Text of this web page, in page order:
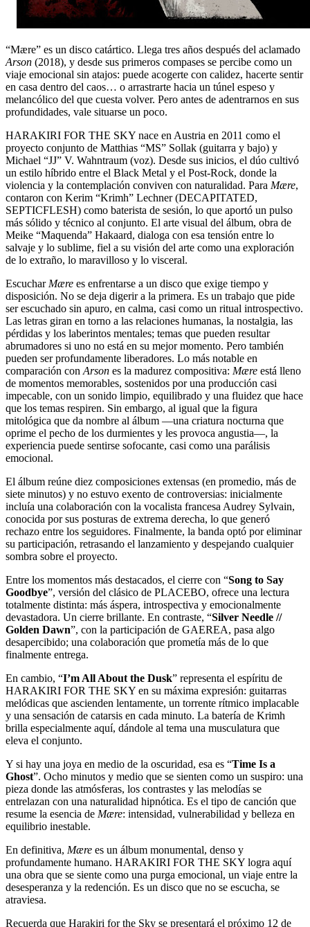
“Mære” es un disco catártico. Llega tres años después del aclamado
Arson (2018), y desde sus primeros compases se percibe como un
viaje emocional sin atajos: puede acogerte con calidez, hacerte sentir
en casa dentro del caos… o arrastrarte hacia un túnel espeso y
melancólico del que cuesta volver. Pero antes de adentrarnos en sus
profundidades, vale situarse un poco.
HARAKIRI FOR THE SKY nace en Austria en 2011 como el
proyecto conjunto de Matthias “MS” Sollak (guitarra y bajo) y
Michael “JJ” V. Wahntraum (voz). Desde sus inicios, el dúo cultivó
un estilo híbrido entre el Black Metal y el Post-Rock, donde la
violencia y la contemplación conviven con naturalidad. Para Mære,
contaron con Kerim “Krimh” Lechner (DECAPITATED,
SEPTICFLESH) como baterista de sesión, lo que aportó un pulso
más sólido y técnico al conjunto. El arte visual del álbum, obra de
Meike “Maquenda” Hakaard, dialoga con esa tensión entre lo
salvaje y lo sublime, fiel a su visión del arte como una exploración
de lo extraño, lo maravilloso y lo visceral.
Escuchar Mære es enfrentarse a un disco que exige tiempo y
disposición. No se deja digerir a la primera. Es un trabajo que pide
ser escuchado sin apuro, en calma, casi como un ritual introspectivo.
Las letras giran en torno a las relaciones humanas, la nostalgia, las
pérdidas y los laberintos mentales; temas que pueden resultar
abrumadores si uno no está en su mejor momento. Pero también
pueden ser profundamente liberadores. Lo más notable en
comparación con Arson es la madurez compositiva: Mære está lleno
de momentos memorables, sostenidos por una producción casi
impecable, con un sonido limpio, equilibrado y una fluidez que hace
que los temas respiren. Sin embargo, al igual que la figura
mitológica que da nombre al álbum —una criatura nocturna que
oprime el pecho de los durmientes y les provoca angustia—, la
experiencia puede sentirse sofocante, casi como una parálisis
emocional.
El álbum reúne diez composiciones extensas (en promedio, más de
siete minutos) y no estuvo exento de controversias: inicialmente
incluía una colaboración con la vocalista francesa Audrey Sylvain,
conocida por sus posturas de extrema derecha, lo que generó
rechazo entre los seguidores. Finalmente, la banda optó por eliminar
su participación, retrasando el lanzamiento y despejando cualquier
sombra sobre el proyecto.
Entre los momentos más destacados, el cierre con “Song to Say
Goodbye”, versión del clásico de PLACEBO, ofrece una lectura
totalmente distinta: más áspera, introspectiva y emocionalmente
devastadora. Un cierre brillante. En contraste, “Silver Needle //
Golden Dawn”, con la participación de GAEREA, pasa algo
desapercibido; una colaboración que prometía más de lo que
finalmente entrega.
En cambio, “I’m All About the Dusk” representa el espíritu de
HARAKIRI FOR THE SKY en su máxima expresión: guitarras
melódicas que ascienden lentamente, un torrente rítmico implacable
y una sensación de catarsis en cada minuto. La batería de Krimh
brilla especialmente aquí, dándole al tema una musculatura que
eleva el conjunto.
Y si hay una joya en medio de la oscuridad, esa es “Time Is a
Ghost”. Ocho minutos y medio que se sienten como un suspiro: una
pieza donde las atmósferas, los contrastes y las melodías se
entrelazan con una naturalidad hipnótica. Es el tipo de canción que
resume la esencia de Mære: intensidad, vulnerabilidad y belleza en
equilibrio inestable.
En definitiva, Mære es un álbum monumental, denso y
profundamente humano. HARAKIRI FOR THE SKY logra aquí
una obra que se siente como una purga emocional, un viaje entre la
desesperanza y la redención. Es un disco que no se escucha, se
atraviesa.
Recuerda que Harakiri for the Sky se presentará el próximo 12 de